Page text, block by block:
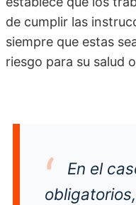
de cumplir las
siempre que estas
riesgo para su salud
En el